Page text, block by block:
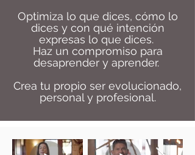
Optimiza lo que dices, cómo lo
dices y con qué intención
expresas lo que dices.
Haz un compromiso para
desaprender y aprender.
Crea tu propio ser evolucionado,
personal y profesional.